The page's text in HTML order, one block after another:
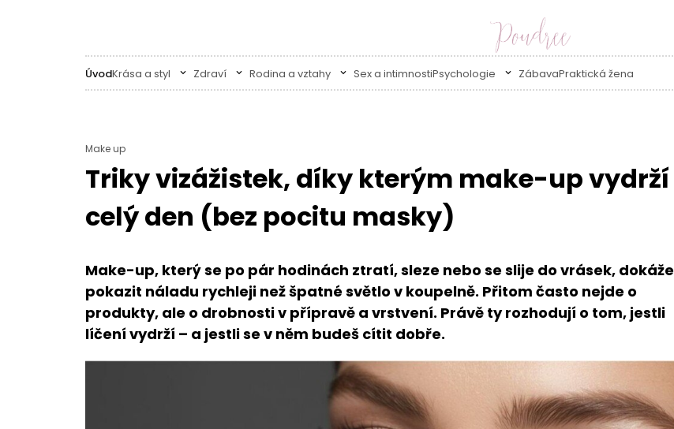
ÚvodKrása a styl Zdraví Rodina a vztahy Sex a intimnostiPsychologie ZábavaPraktická žena
Make up
Triky vizážistek, díky kterým make-up vydrží
celý den (bez pocitu masky)
Make-up, který se po pár hodinách ztratí, sleze nebo se slije do vrásek, dokáže
pokazit náladu rychleji než špatné světlo v koupelně. Přitom často nejde o
produkty, ale o drobnosti v přípravě a vrstvení. Právě ty rozhodují o tom, jestli
líčení vydrží – a jestli se v něm budeš cítit dobře.